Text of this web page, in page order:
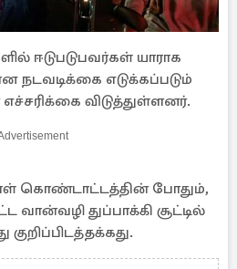
ஈடுபடுபவர்கள் யாராக
நடவடிக்கை எடுக்கப்படும்
விடுத்துள்ளனர்.
நாள் கொண்டாட்டத்தின் போதும்,
வான்வழி துப்பாக்கி சூட்டில்